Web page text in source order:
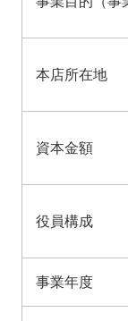
本店所在地
資本金額
役員構成
事業年度